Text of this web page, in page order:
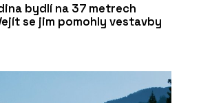
bydlí na 37 metrech
se jim pomohly vestavby